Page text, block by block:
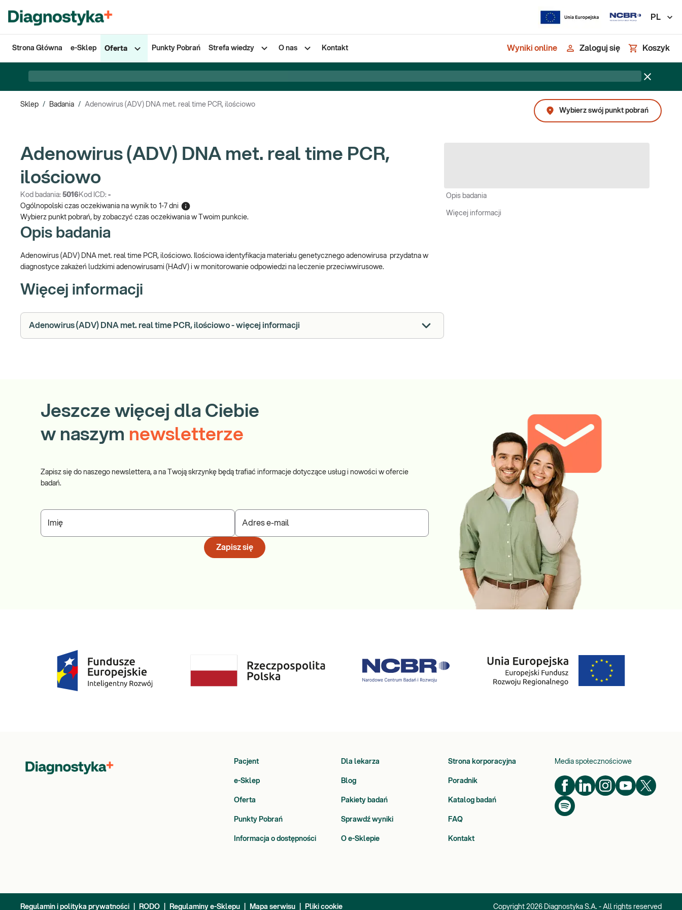
PL
Strona Główna e-Sklep Oferta Punkty Pobrań Strefa wiedzy O nas Kontakt Wyniki online Zaloguj się Koszyk
Sklep / Badania / Adenowirus (ADV) DNA met. real time PCR, ilościowo
Wybierz swój punkt pobrań
Adenowirus (ADV) DNA met. real time PCR,
ilościowo
Kod badania: 5016Kod ICD: -
Ogólnopolski czas oczekiwania na wynik to 1-7 dni
Wybierz punkt pobrań, by zobaczyć czas oczekiwania w Twoim punkcie.
Opis badania
Adenowirus (ADV) DNA met. real time PCR, ilościowo. Ilościowa identyfikacja materiału genetycznego adenowirusa przydatna w
diagnostyce zakażeń ludzkimi adenowirusami (HAdV) i w monitorowanie odpowiedzi na leczenie przeciwwirusowe.
Więcej informacji
Adenowirus (ADV) DNA met. real time PCR, ilościowo - więcej informacji
Opis badania
Więcej informacji
Jeszcze więcej dla Ciebie
w naszym newsletterze
Zapisz się do naszego newslettera, a na Twoją skrzynkę będą trafiać informacje dotyczące usług i nowości w ofercie
badań.
Imię Adres e-mail
Zapisz się
Pacjent Dla lekarza Strona korporacyjna
e-Sklep Blog Poradnik
Oferta Pakiety badań Katalog badań
Punkty Pobrań Sprawdź wyniki FAQ
Informacja o dostępności O e-Sklepie Kontakt
Media społecznościowe
Regulamin i polityka prywatności RODO Regulaminy e-Sklepu Mapa serwisu Pliki cookie Copyright 2026 Diagnostyka S.A. - All rights reserved